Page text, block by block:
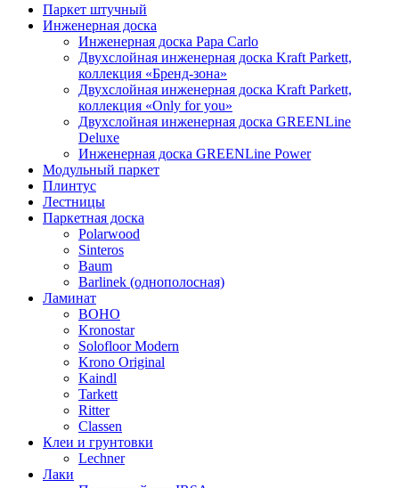
Паркет штучный
Инженерная доска
Инженерная доска Papa Carlo
Двухслойная инженерная доска Kraft Parkett,
коллекция «Бренд-зона»
Двухслойная инженерная доска Kraft Parkett,
коллекция «Only for you»
Двухслойная инженерная доска GREENLine
Deluxe
Инженерная доска GREENLine Power
Модульный паркет
Плинтус
Лестницы
Паркетная доска
Polarwood
Sinteros
Baum
Barlinek (однополосная)
Ламинат
BOHO
Kronostar
Solofloor Modern
Krono Original
Kaindl
Tarkett
Ritter
Classen
Клеи и грунтовки
Lechner
Лаки